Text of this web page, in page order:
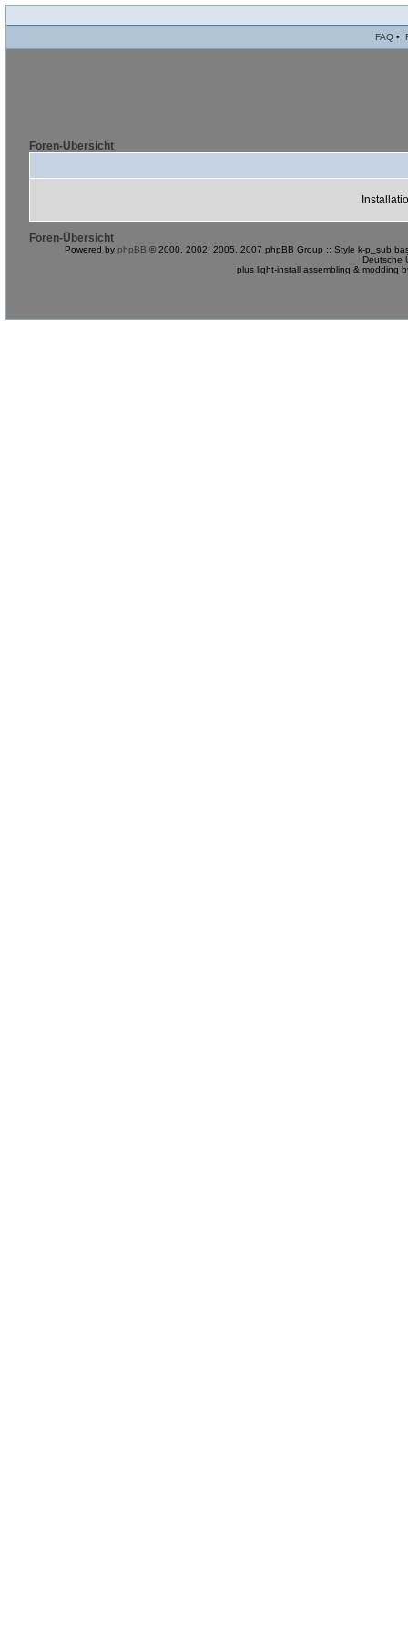
FAQ •
Foren-Übersicht
Foren-Übersicht
Powered by phpBB © 2000, 2002, 2005, 2007 phpBB Group :: Style k-p_sub
Deutsche
plus light-install assembling & modding